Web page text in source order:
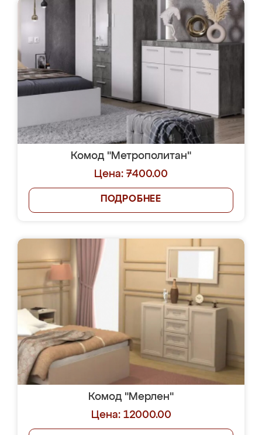
Комод "Метрополитан"
Цена: 7400.00
ПОДРОБНЕЕ
Комод "Мерлен"
Цена: 12000.00